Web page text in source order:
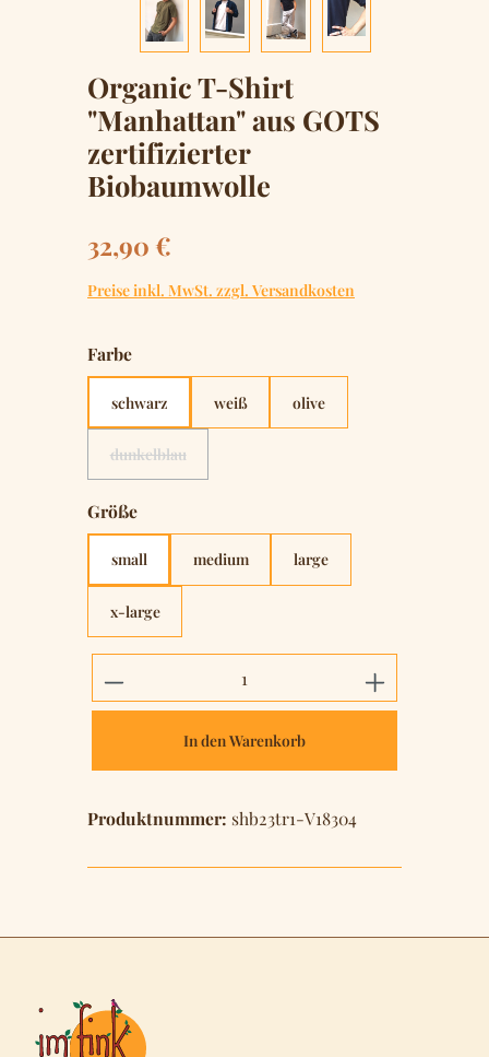
Organic T-Shirt
"Manhattan" aus GOTS
zertifizierter
Biobaumwolle
Regulärer Preis:
32,90 €
Preise inkl. MwSt. zzgl. Versandkosten
Farbeauswählen
schwarz weiß olive
dunkelblau
(Diese Option ist zurzeit nicht verfügbar.)
Größeauswählen
small medium large
x-large
Produkt Anzahl: Gib den
In den Warenkorb
Produktnummer: shb23tr1-V18304